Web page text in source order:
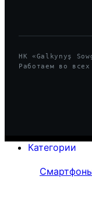
HK «Galkynyş
Работаем во
Категории